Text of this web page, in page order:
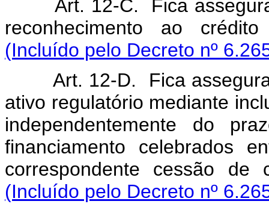
Art. 12-C. Fica
reconhecimento ao
(Incluído pelo Decreto nº
Art. 12-D. Fica
ativo regulatório mediante
independentemente do
financiamento celebrados
correspondente cessão de
(Incluído pelo Decreto nº